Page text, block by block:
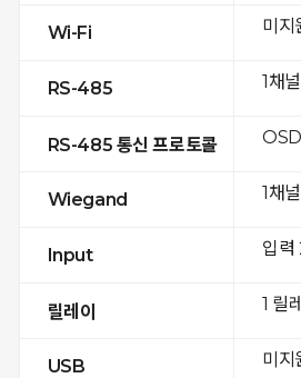
Wi-Fi
RS-485
RS-485 통신 프로토콜
Wiegand
Input
릴레이
USB
미지
1채
1채
입력
1 릴
미지